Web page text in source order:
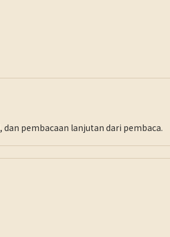
pembacaan lanjutan dari pembaca.